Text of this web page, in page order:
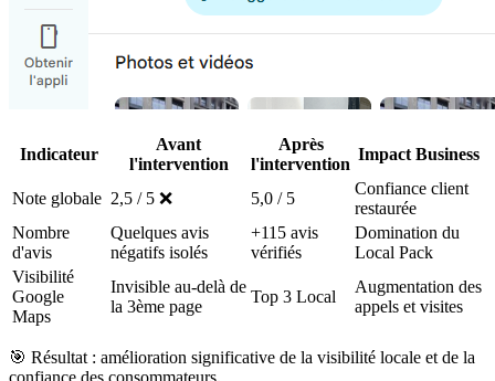
Indicateur
Avant
l'intervention
Après
l'intervention
Impact Business
Note globale 2,5 / 5 ❌ 5,0 / 5
Confiance client
restaurée
Nombre
d'avis
Quelques avis
négatifs isolés
+115 avis
vérifiés
Domination du
Local Pack
Visibilité
Google
Maps
Invisible au-delà de
la 3ème page
Top 3 Local
Augmentation des
appels et visites
🎯 Résultat : amélioration significative de la visibilité locale et de la